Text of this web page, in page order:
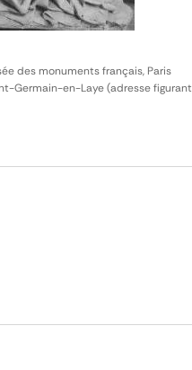
des monuments français, Paris
Germain-en-Laye (adresse figurant